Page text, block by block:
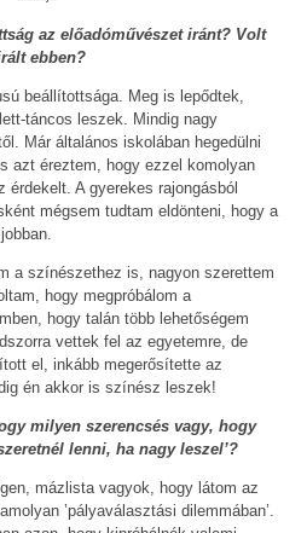
az előadóművészet iránt? Volt
ebben?
beállítottsága. Meg is lepődtek,
táncos leszek. Mindig nagy
Már általános iskolában hegedülni
azt éreztem, hogy ezzel komolyan
A gyerekes rajongásból
mégsem tudtam eldönteni, hogy a
a színészethez is, nagyon szerettem
hogy megpróbálom a
hogy talán több lehetőségem
vettek fel az egyetemre, de
el, inkább megerősítette az
én akkor is színész leszek!
milyen szerencsés vagy, hogy
lenni, ha nagy leszel’?
mázlista vagyok, hogy látom az
’pályaválasztási dilemmában’.